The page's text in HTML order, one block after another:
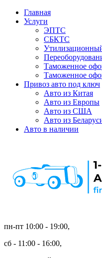
Главная
Услуги
ЭПТС
СБКТС
Таможенное
Таможенное
Привоз авто под ключ
Авто из Китая
Авто из Европы
Авто из США
Авто из
Авто в наличии
пн-пт 10:00 - 19:00,
сб - 11:00 - 16:00,